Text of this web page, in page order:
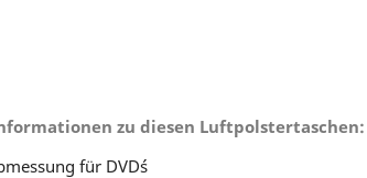
zu diesen Luftpolstertaschen:
für DVD´s